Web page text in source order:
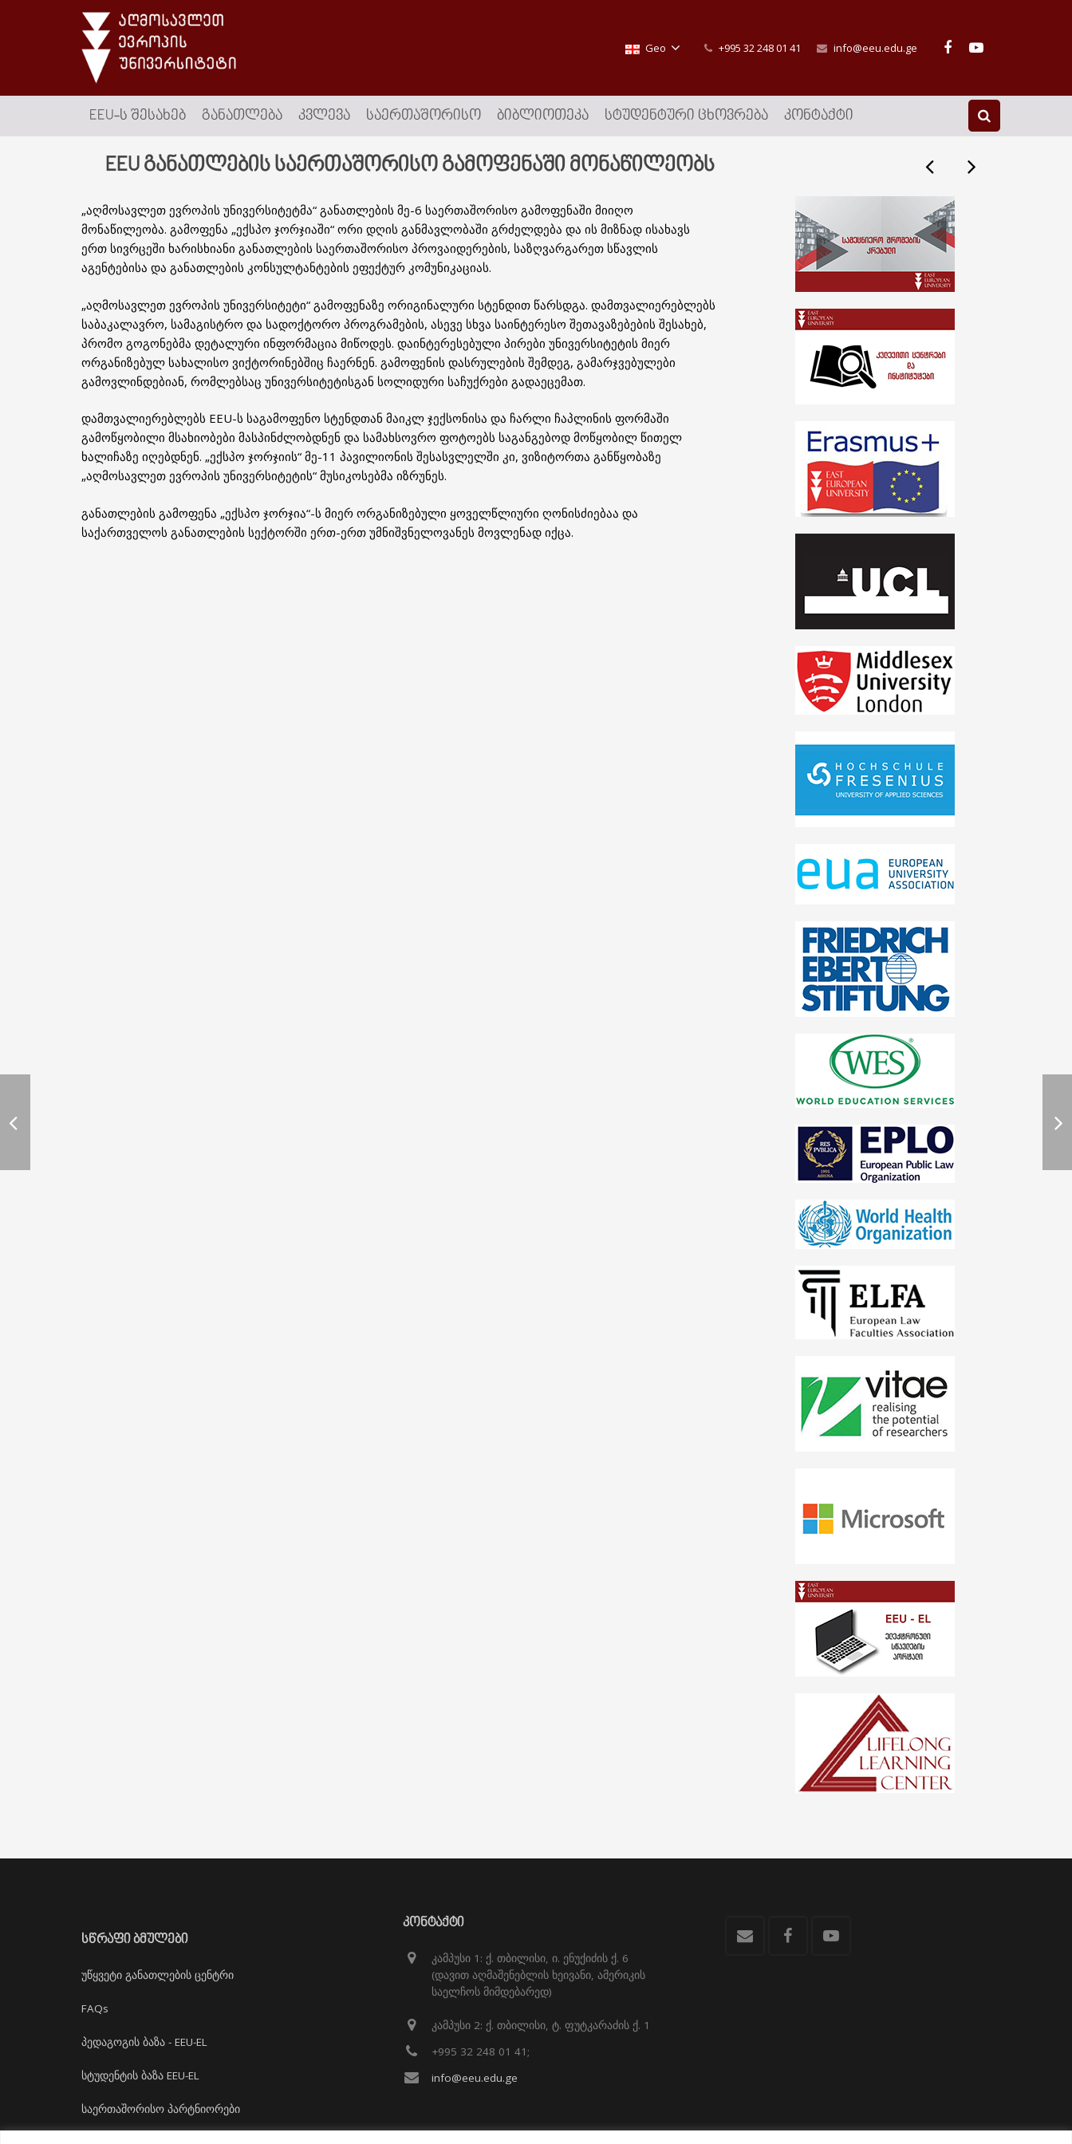
Geo +995 32 248 01 41 info@eeu.edu.ge
EEU-Ს ᲨᲔᲡᲐᲮᲔᲑ ᲒᲐᲜᲐᲗᲚᲔᲑᲐ ᲙᲕᲚᲔᲕᲐ ᲡᲐᲔᲠᲗᲐᲨᲝᲠᲘᲡᲝ ᲑᲘᲑᲚᲘᲝᲗᲔᲙᲐ ᲡᲢᲣᲓᲔᲜᲢᲣᲠᲘ ᲪᲮᲝᲕᲠᲔᲑᲐ ᲙᲝᲜᲢᲐᲥᲢᲘ
EEU განათლების საერთაშორისო გამოფენაში მონაწილეობს
„აღმოსავლეთ ევროპის უნივერსიტეტმა“ განათლების მე-6 საერთაშორისო გამოფენაში მიიღო
მონაწილეობა. გამოფენა „ექსპო ჯორჯიაში“ ორი დღის განმავლობაში გრძელდება და ის მიზნად ისახავს
ერთ სივრცეში ხარისხიანი განათლების საერთაშორისო პროვაიდერების, საზღვარგარეთ სწავლის
აგენტებისა და განათლების კონსულტანტების ეფექტურ კომუნიკაციას.
„აღმოსავლეთ ევროპის უნივერსიტეტი“ გამოფენაზე ორიგინალური სტენდით წარსდგა. დამთვალიერებლებს
საბაკალავრო, სამაგისტრო და სადოქტორო პროგრამების, ასევე სხვა საინტერესო შეთავაზებების შესახებ,
პრომო გოგონებმა დეტალური ინფორმაცია მიწოდეს. დაინტერესებული პირები უნივერსიტეტის მიერ
ორგანიზებულ სახალისო ვიქტორინებშიც ჩაერნენ. გამოფენის დასრულების შემდეგ, გამარჯვებულები
გამოვლინდებიან, რომლებსაც უნივერსიტეტისგან სოლიდური საჩუქრები გადაეცემათ.
დამთვალიერებლებს EEU-ს საგამოფენო სტენდთან მაიკლ ჯექსონისა და ჩარლი ჩაპლინის ფორმაში
გამოწყობილი მსახიობები მასპინძლობდნენ და სამახსოვრო ფოტოებს საგანგებოდ მოწყობილ წითელ
ხალიჩაზე იღებდნენ. „ექსპო ჯორჯიის“ მე-11 პავილიონის შესასვლელში კი, ვიზიტორთა განწყობაზე
„აღმოსავლეთ ევროპის უნივერსიტეტის“ მუსიკოსებმა იზრუნეს.
განათლების გამოფენა „ექსპო ჯორჯია“-ს მიერ ორგანიზებული ყოველწლიური ღონისძიებაა და
საქართველოს განათლების სექტორში ერთ-ერთ უმნიშვნელოვანეს მოვლენად იქცა.
ᲡᲬᲠᲐᲤᲘ ᲑᲛᲣᲚᲔᲑᲘ
უწყვეტი განათლების ცენტრი
FAQs
პედაგოგის ბაზა - EEU-EL
სტუდენტის ბაზა EEU-EL
საერთაშორისო პარტნიორები
ᲙᲝᲜᲢᲐᲥᲢᲘ
კამპუსი 1: ქ. თბილისი, ი. ენუქიძის ქ. 6
(დავით აღმაშენებლის ხეივანი, ამერიკის
საელჩოს მიმდებარედ)
კამპუსი 2: ქ. თბილისი, ტ. ფუტკარაძის ქ. 1
+995 32 248 01 41;
info@eeu.edu.ge